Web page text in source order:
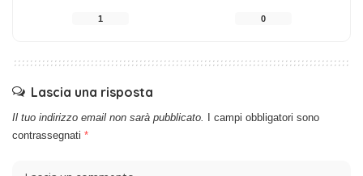
1 0
Lascia una risposta
Il tuo indirizzo email non sarà pubblicato.
I campi obbligatori sono
contrassegnati *